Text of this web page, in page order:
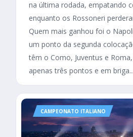
na última rodada, empatando
enquanto os Rossoneri
Quem mais ganhou foi o
um ponto da segunda
têm o Como, Juventus e
apenas três pontos e em briga...
CAMPEONATO ITALIANO